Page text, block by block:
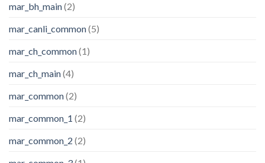
mar_bh_main(2)
mar_canli_common(5)
mar_ch_common(1)
mar_ch_main(4)
mar_common(2)
mar_common_1 (2)
mar_common_2 (2)